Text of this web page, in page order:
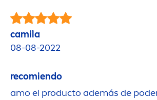
camila
08-08-2022
recomiendo
amo el producto además de